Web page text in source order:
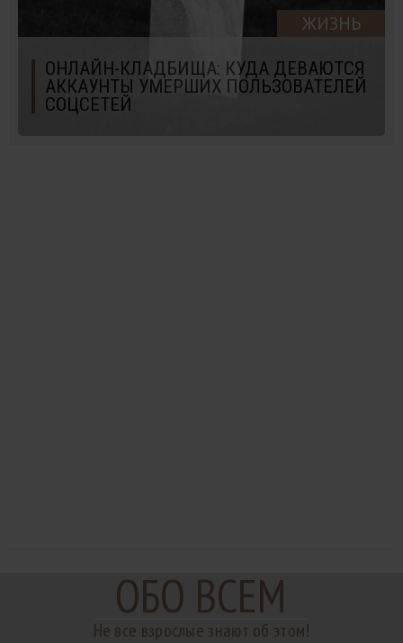
ЖИЗНЬ
ОНЛАЙН-КЛАДБИЩА: КУДА ДЕВАЮТСЯ
АККАУНТЫ УМЕРШИХ ПОЛЬЗОВАТЕЛЕЙ
СОЦСЕТЕЙ
ОБО ВСЕМ
Не все взрослые знают об этом!